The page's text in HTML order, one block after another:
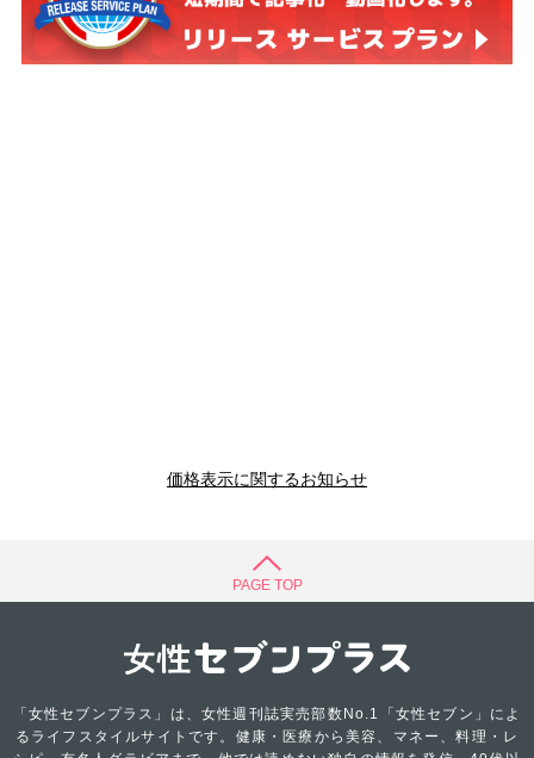
価格表示に関するお知らせ
PAGE TOP
「女性セブンプラス」は、女性週刊誌実売部数No.1「女性セブン」によ
るライフスタイルサイトです。健康・医療から美容、マネー、料理・レ